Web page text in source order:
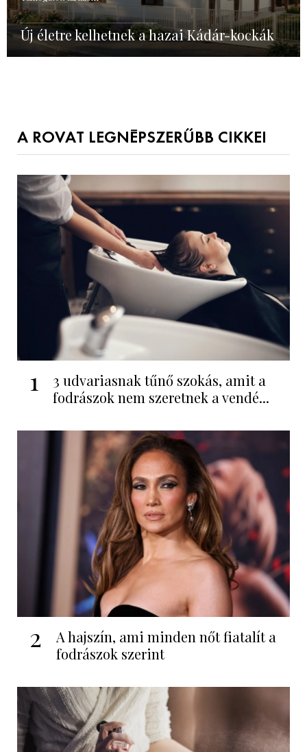
Új életre kelhetnek a hazai Kádár-kockák
A ROVAT LEGNÉPSZERŰBB CIKKEI
1
3 udvariasnak tűnő szokás, amit a
fodrászok nem szeretnek a vendé...
2
A hajszín, ami minden nőt fiatalít a
fodrászok szerint